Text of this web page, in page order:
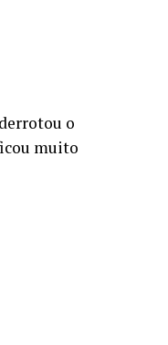
o
muito